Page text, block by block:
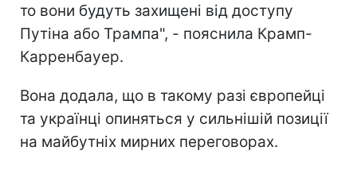
то вони будуть захищені від доступу
Путіна або Трампа", - пояснила Крамп-
Карренбауер.
Вона додала, що в такому разі європейці
та українці опиняться у сильнішій позиції
на майбутніх мирних переговорах.